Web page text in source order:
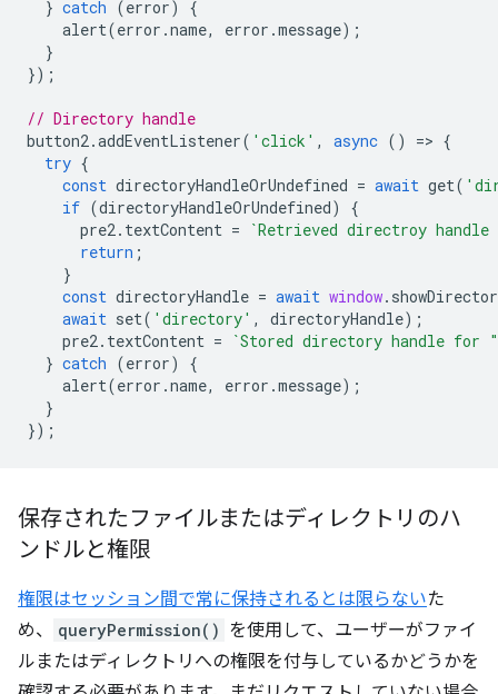
} catch (error)
{
alert(error .name, error .message);
}
});
// Directory handle
button2.addEventListener( 'click' , async () => {
try {
const directoryHandleOrUndefined = await get(
if (directoryHandleOrUndefined)
{
pre2. textContent =
`Retrieved directroy
return ;
}
const directoryHandle = await window.
await set( 'directory' , directoryHandle);
pre2. textContent =
`Stored directory handle for "
} catch (error)
{
alert(error .name, error .message);
}
});
保存されたファイルまたはディレクトリのハ
ンドルと権限
権限はセッション間で常に保持されるとは限らないた
め、
queryPermission() を使用して、ユーザーがファイ
ルまたはディレクトリへの権限を付与しているかどうかを